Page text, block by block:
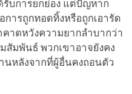
รับการยกย่อง แต่ปัญหาก็
ารถูกทอดทิ้งหรือถูกเอารัด
คาดหวังความยากลำบากว่า
สัมพันธ์ พวกเขาอาจยังคง
นหลังจากที่ผู้อื่นคงถอนตัว